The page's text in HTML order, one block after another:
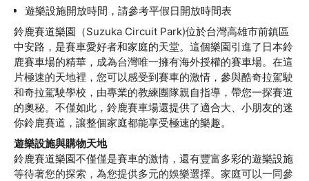
遊樂設施開放時間，請參考平假日開放時間表
鈴鹿賽道樂園（Suzuka Circuit Park)位於台灣高雄市前鎮區
中安路，是賽車愛好者和家庭的天堂。這個樂園引進了日本鈴
鹿賽車場的精華，成為台灣唯一擁有海外授權的賽車場。在這
片極速的天地裡，您可以感受到賽車的激情，參與酷奇拉駕駛
和奇拉駕駛學校，由專業的教練團隊親自指導，帶您一探賽道
的奧秘。不僅如此，鈴鹿賽車場還提供了適合大、小朋友的迷
你鈴鹿賽道，讓整個家庭都能享受極速的樂趣。
遊樂設施與購物天地
鈴鹿賽道樂園不僅僅是賽車的激情，還有豐富多彩的遊樂設施
等待著您的探索，為您提供多元的娛樂選擇。家庭可以一同參